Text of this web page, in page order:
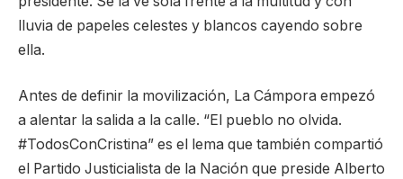
lluvia de papeles celestes y blancos cayendo sobre
ella.
Antes de definir la movilización, La Cámpora empezó
a alentar la salida a la calle. “El pueblo no olvida.
#TodosConCristina” es el lema que también compartió
el Partido Justicialista de la Nación que preside Alberto